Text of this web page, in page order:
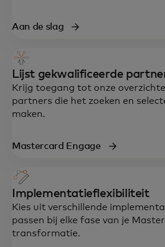
Aan de slag
Lijst gekwalificeerde
Krijg toegang tot onze
partners die het zoeken en
maken.
Mastercard Engage
Implementatieflexibiliteit
Kies uit verschillende
passen bij elke fase van je
transformatie.